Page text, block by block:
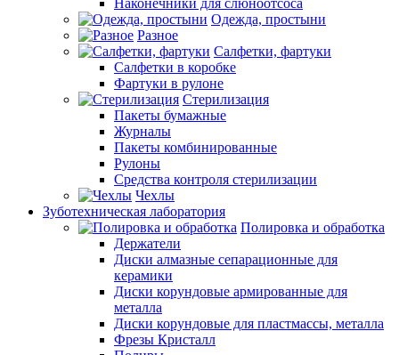
Наконечники для слюноотсоса
Одежда, простыни
Разное
Салфетки, фартуки
Салфетки в коробке
Фартуки в рулоне
Стерилизация
Пакеты бумажные
Журналы
Пакеты комбинированные
Рулоны
Средства контроля стерилизации
Чехлы
Зуботехническая лаборатория
Полировка и обработка
Держатели
Диски алмазные сепарационные для
керамики
Диски корундовые армированные для
металла
Диски корундовые для пластмассы, металла
Фрезы Кристалл